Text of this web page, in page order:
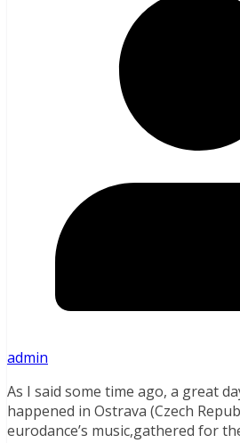
admin
As I said some time ago, a great
happened in Ostrava (Czech
eurodance’s music,gathered for